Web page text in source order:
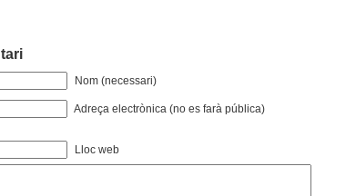
Nom (necessari)
Adreça electrònica (no es farà pública)
Lloc web